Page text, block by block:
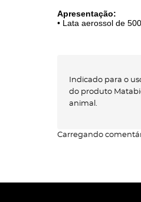
Apresentação:
• Lata aerossol de 500
Indicado para o
do produto
animal.
Carregando